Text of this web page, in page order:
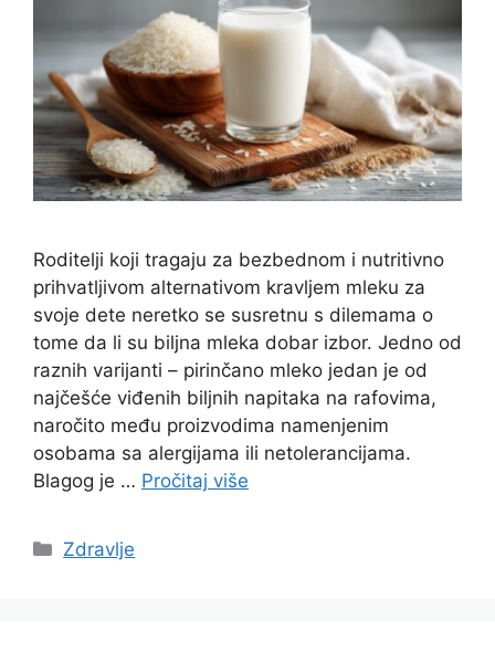
Roditelji koji tragaju za bezbednom i nutritivno
prihvatljivom alternativom kravljem mleku za
svoje dete neretko se susretnu s dilemama o
tome da li su biljna mleka dobar izbor. Jedno od
raznih varijanti – pirinčano mleko jedan je od
najčešće viđenih biljnih napitaka na rafovima,
naročito među proizvodima namenjenim
osobama sa alergijama ili netolerancijama.
Blagog je … Pročitaj više
Categories
Zdravlje